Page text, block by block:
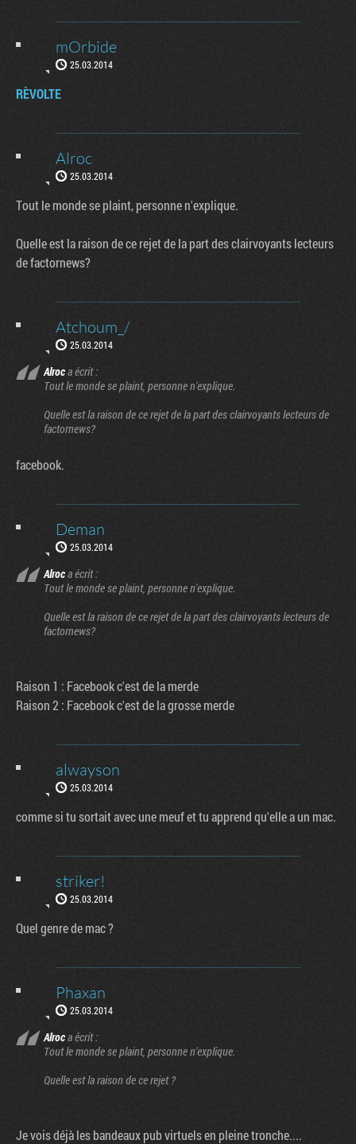
mOrbide
25.03.2014
RÈVOLTE
Alroc
25.03.2014
Tout le monde se plaint, personne n'explique.
Quelle est la raison de ce rejet de la part des clairvoyants lecteurs
de factornews?
Atchoum_/
25.03.2014
Alroca écrit :
Tout le monde se plaint, personne n'explique.
Quelle est la raison de ce rejet de la part des clairvoyants lecteurs de
factornews?
facebook.
Deman
25.03.2014
Alroca écrit :
Tout le monde se plaint, personne n'explique.
Quelle est la raison de ce rejet de la part des clairvoyants lecteurs de
factornews?
Raison 1 : Facebook c'est de la merde
Raison 2 : Facebook c'est de la grosse merde
alwayson
25.03.2014
comme si tu sortait avec une meuf et tu apprend qu'elle a un mac.
striker!
25.03.2014
Quel genre de mac ?
Phaxan
25.03.2014
Alroca écrit :
Tout le monde se plaint, personne n'explique.
Quelle est la raison de ce rejet ?
Je vois déjà les bandeaux pub virtuels en pleine tronche....